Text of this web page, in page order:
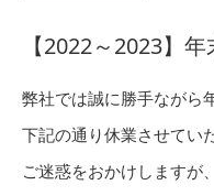
【2022～2023】
弊社では誠に勝手ながら
下記の通り休業させてい
ご迷惑をおかけしますが